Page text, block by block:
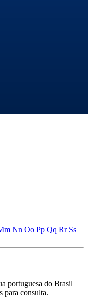
Nn Oo Pp Qq Rr Ss
portuguesa do Brasil
para consulta.